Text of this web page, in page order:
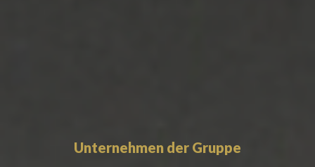
Unternehmen der Gruppe